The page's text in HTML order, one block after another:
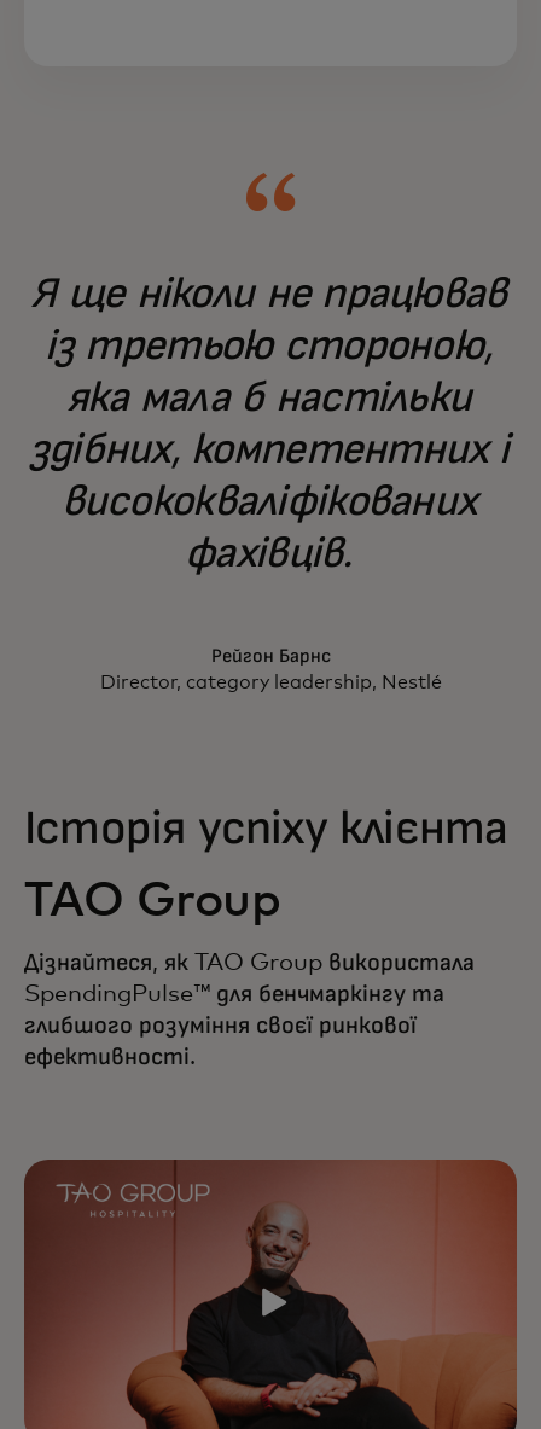
Я ще ніколи не працював
із третьою стороною,
яка мала б настільки
здібних, компетентних і
висококваліфікованих
фахівців.
Рейгон Барнс
Director, category leadership, Nestlé
Історія успіху клієнта
TAO Group
Дізнайтеся, як TAO Group використала
SpendingPulse™ для бенчмаркінгу та
глибшого розуміння своєї ринкової
ефективності.